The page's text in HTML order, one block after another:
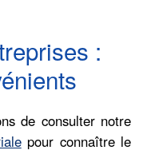
:
de consulter notre
pour connaître le